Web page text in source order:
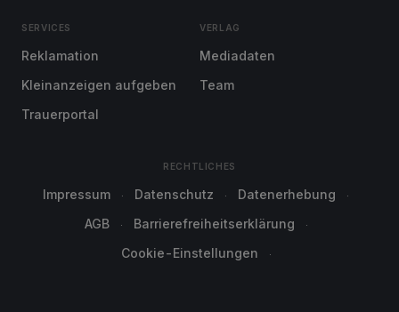
SERVICES
Reklamation
Kleinanzeigen aufgeben
Trauerportal
VERLAG
Mediadaten
Team
RECHTLICHES
Impressum Datenschutz
Datenerhebung
AGB
Barrierefreiheitserklärung
Cookie-Einstellungen